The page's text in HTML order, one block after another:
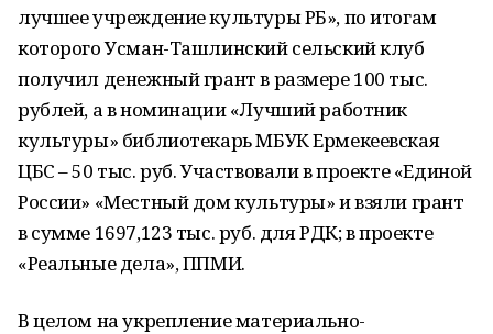
лучшее учреждение культуры РБ», по итогам
которого Усман-Ташлинский сельский клуб
получил денежный грант в размере 100 тыс.
рублей, а в номинации «Лучший работник
культуры» библиотекарь МБУК Ермекеевская
ЦБС – 50 тыс. руб. Участвовали в проекте «Единой
России» «Местный дом культуры» и взяли грант
в сумме 1697,123 тыс. руб. для РДК; в проекте
«Реальные дела», ППМИ.
В целом на укрепление материально-